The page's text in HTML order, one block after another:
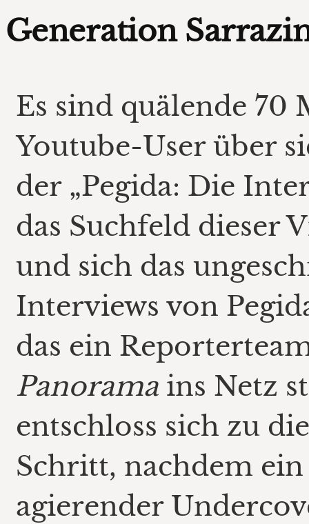
Generation
Es sind quälende 70
Youtube-User über
der „Pegida: Die
das Suchfeld dieser
und sich das
Interviews von
das ein
Panorama ins Netz
entschloss sich zu
Schritt, nachdem
agierender